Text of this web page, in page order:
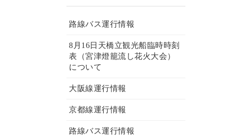
路線バス運行情報
8月16日天橋立観光船臨時時刻
表（宮津燈籠流し花火大会）
について
大阪線運行情報
京都線運行情報
路線バス運行情報